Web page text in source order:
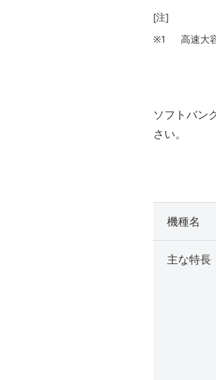
[注]
※1
高速大
ソフトバン
さい。
機種名
主な特長